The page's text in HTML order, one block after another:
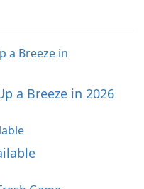
a Breeze in 2026